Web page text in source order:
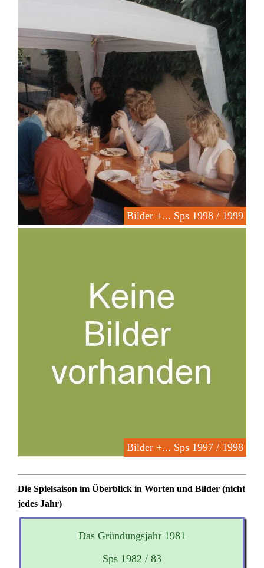
Bilder +... Sps 1998 / 1999
Bilder +... Sps 1997 / 1998
Die Spielsaison im Überblick in Worten und Bilder (nicht
jedes Jahr)
Das Gründungsjahr 1981
Sps 1982 / 83